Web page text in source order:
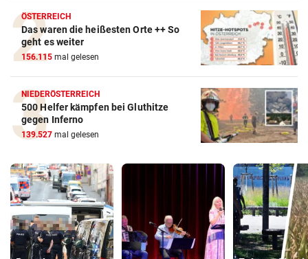
ÖSTERREICH
Das waren die heißesten Orte ++ So
geht es weiter
156.115 mal gelesen
NIEDERÖSTERREICH
500 Helfer kämpfen bei Gluthitze
gegen Inferno
139.527 mal gelesen